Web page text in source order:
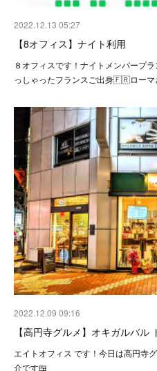
2022.12.13 05:27
【8オフィス】ナイト利用
８オフィスです！ナイトメンバープ
っしゃったフランスご出身🇫🇷ロー
2022.12.09 09:16
【高円寺グルメ】オキガルバル
エイトオフィス です！今日は高円寺
介です🍱